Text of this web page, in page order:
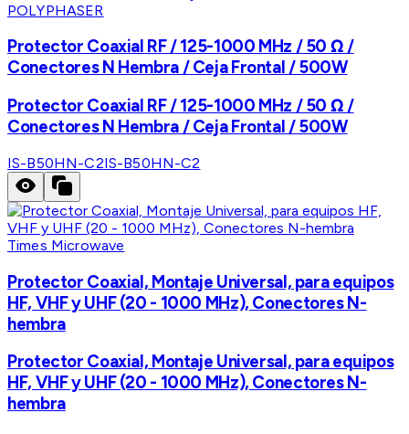
POLYPHASER
Protector Coaxial RF / 125-1000 MHz / 50 Ω /
Conectores N Hembra / Ceja Frontal / 500W
Protector Coaxial RF / 125-1000 MHz / 50 Ω /
Conectores N Hembra / Ceja Frontal / 500W
IS-B50HN-C2IS-B50HN-C2
Times Microwave
Protector Coaxial, Montaje Universal, para equipos
HF, VHF y UHF (20 - 1000 MHz), Conectores N-
hembra
Protector Coaxial, Montaje Universal, para equipos
HF, VHF y UHF (20 - 1000 MHz), Conectores N-
hembra